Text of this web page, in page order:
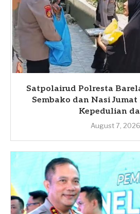
Satpolairud Polresta
Sembako dan Nasi
Kepedulian
August 7, 2026